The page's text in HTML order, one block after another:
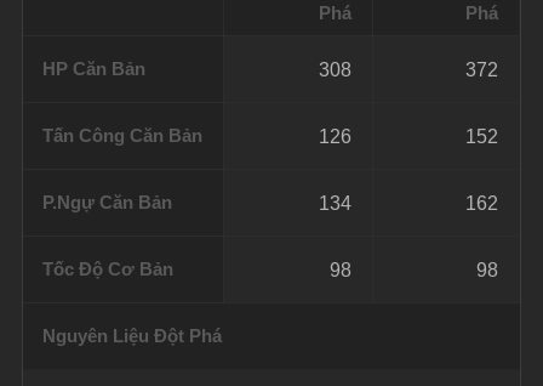
Phá
Phá
HP Căn Bản 308 372
Tấn Công Căn Bản 126 152
P.Ngự Căn Bản 134 162
Tốc Độ Cơ Bản 98 98
Nguyên Liệu Đột Phá